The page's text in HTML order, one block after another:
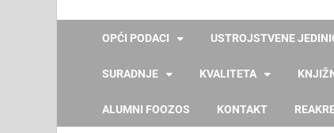
OPĆI PODACI USTROJSTVENE
SURADNJE KVALITETA
ALUMNI FOOZOS KONTAKT